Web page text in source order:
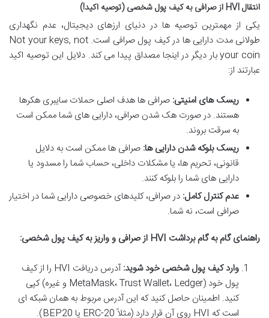
انتقال HVI از صرافی به کیف پول شخصی (توصیه اکید!)
یکی از مهمترین توصیه ها در دنیای ارزهای دیجیتال، عدم نگهداری
طولانی مدت دارایی ها در کیف پول صرافی است. Not your keys, not
your coin بار دیگر در اینجا مصداق پیدا می کند. دلایل این توصیه اکید
عبارتند از:
ریسک های امنیتی: صرافی ها هدف اصلی حملات سایبری هکرها
هستند. در صورت هک شدن صرافی، دارایی های شما ممکن است
به سرقت بروند.
ریسک بلوکه شدن دارایی ها: صرافی ها ممکن است به دلایل
قانونی، تحریم ها، یا مشکلات داخلی، حساب شما را مسدود یا
دارایی های شما را بلوکه کنند.
عدم کنترل کامل: در صرافی، کلیدهای خصوصی دارایی شما در اختیار
صرافی است، نه شما.
راهنمای گام به گام برداشت HVI از صرافی و واریز به کیف پول شخصی:
وارد کیف پول شخصی خود شوید:
آدرس دریافت HVI را از کیف
پول خود (MetaMask، Trust Wallet، Ledger و غیره) کپی
کنید. اطمینان حاصل کنید که این آدرس مربوط به همان شبکه ای
است که HVI روی آن قرار دارد (مثلاً ERC-20 یا BEP20).